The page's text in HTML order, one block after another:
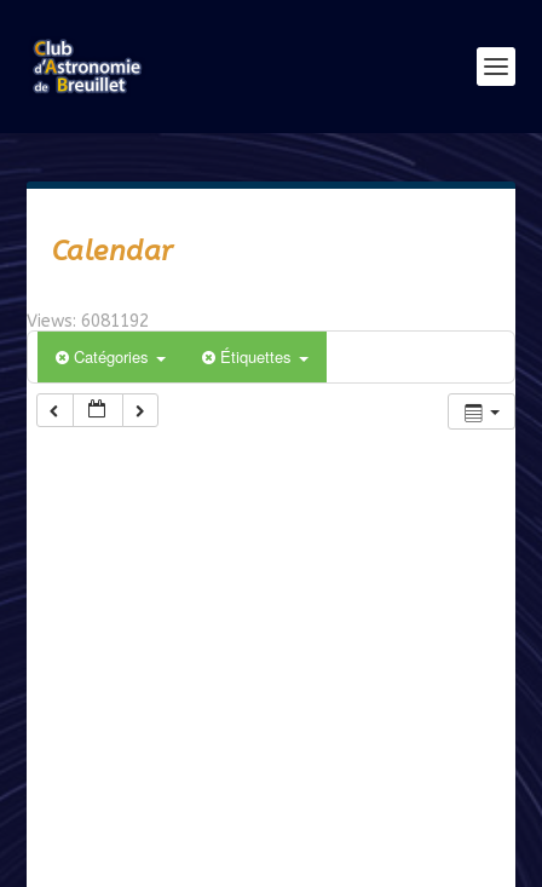
Calendar
Views: 6081192
Catégories Étiquettes